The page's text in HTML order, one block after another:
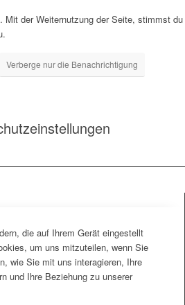
Mit der Weiternutzung der Seite, stimmst du
Verberge nur die Benachrichtigung
die auf Ihrem Gerät eingestellt
um uns mitzuteilen, wenn Sie
wie Sie mit uns interagieren, Ihre
und Ihre Beziehung zu unserer